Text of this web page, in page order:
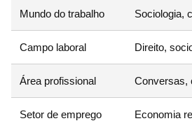
Mundo do trabalho Sociologia,
Campo laboral Direito,
Área profissional Conversas,
Setor de emprego Economia